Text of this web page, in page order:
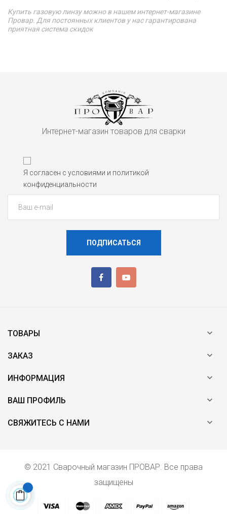
Купить газовую линзу можно в нашем интернет-магазине
Провар. Для постоянных клиентов у нас гарантирована
приятная система скидок
Интернет-магазин товаров для сварки
Я согласен с условиями и политикой
конфиденциальности
ПОДПИСАТЬСЯ
ТОВАРЫ 
ЗАКАЗ 
ИНФОРМАЦИЯ 
ВАШ ПРОФИЛЬ 
СВЯЖИТЕСЬ С НАМИ 
© 2021 Сварочный магазин ПРОВАР. Все права
защищены